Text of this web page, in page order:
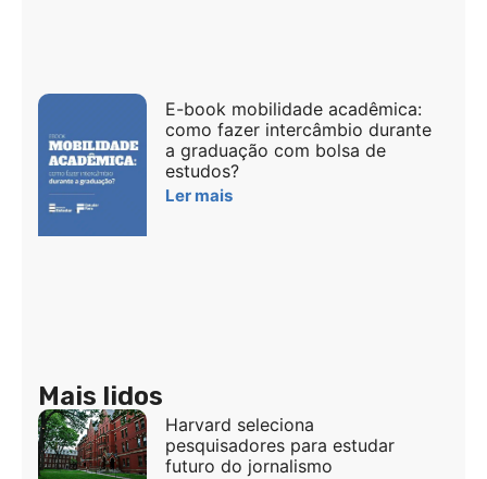
E-book mobilidade acadêmica:
como fazer intercâmbio durante
a graduação com bolsa de
estudos?
Ler mais
Mais lidos
Harvard seleciona
pesquisadores para estudar
futuro do jornalismo